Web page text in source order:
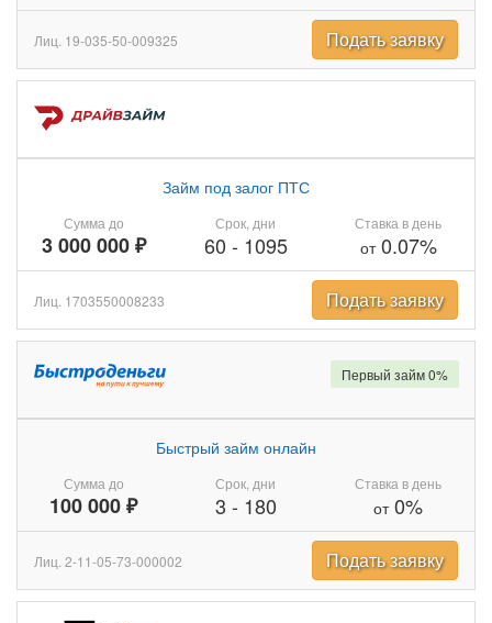
Лиц. 19-035-50-009325 Подать заявку
Сумма до
3 000 000 ₽
Займ под залог ПТС
Срок, дни
60 - 1095
Ставка в день
от0.07%
Лиц. 1703550008233 Подать заявку
Сумма до
100 000 ₽
Быстрый займ онлайн
Срок, дни
3 - 180
Ставка в день
от0%
Первый займ 0%
Лиц. 2-11-05-73-000002 Подать заявку